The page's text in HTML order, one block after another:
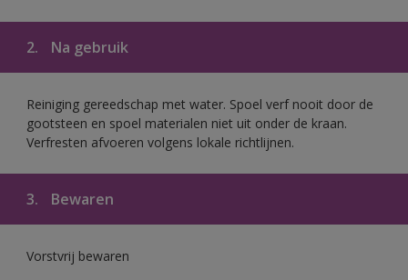
2. Na gebruik
Reiniging gereedschap met water. Spoel verf nooit door de
gootsteen en spoel materialen niet uit onder de kraan.
Verfresten afvoeren volgens lokale richtlijnen.
3. Bewaren
Vorstvrij bewaren